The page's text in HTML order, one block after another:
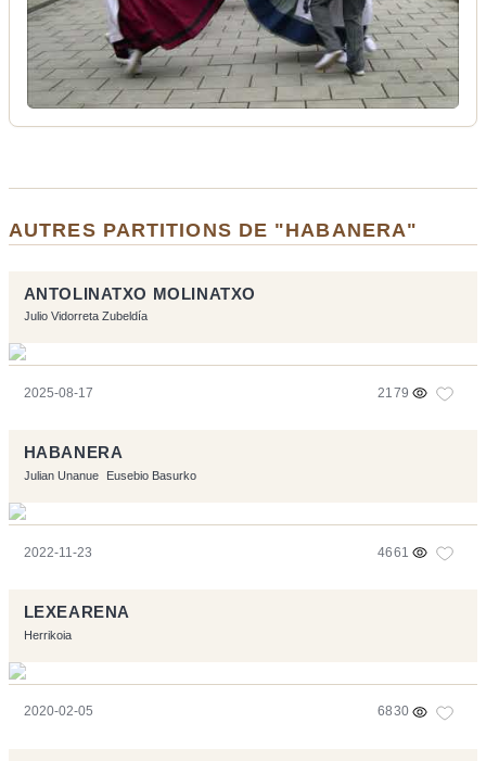
AUTRES PARTITIONS DE "HABANERA"
ANTOLINATXO MOLINATXO
Julio Vidorreta Zubeldía
2025-08-17 2179
HABANERA
Julian Unanue Eusebio Basurko
2022-11-23 4661
LEXEARENA
Herrikoia
2020-02-05 6830